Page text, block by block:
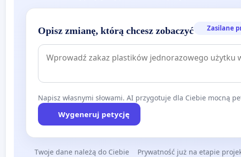
Opisz zmianę, którą chcesz zobaczyć Zasilane
Napisz własnymi słowami. AI przygotuje dla Ciebie mocną
Wygeneruj petycję
Twoje dane należą do Ciebie Prywatność już na etapie